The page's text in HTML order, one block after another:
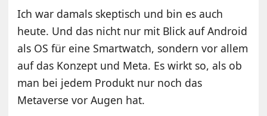
Ich war damals skeptisch und bin es auch
heute. Und das nicht nur mit Blick auf Android
als OS für eine Smartwatch, sondern vor allem
auf das Konzept und Meta. Es wirkt so, als ob
man bei jedem Produkt nur noch das
Metaverse vor Augen hat.